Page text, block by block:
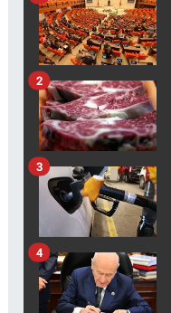
2
3
4